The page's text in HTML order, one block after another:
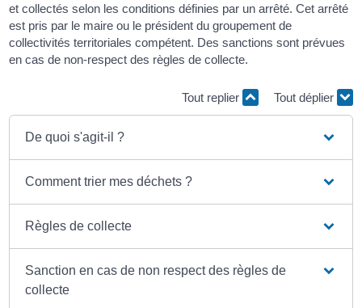
et collectés selon les conditions définies par un arrêté. Cet arrêté
est pris par le maire ou le président du groupement de
collectivités territoriales compétent. Des sanctions sont prévues
en cas de non-respect des règles de collecte.
Tout replier Tout déplier
De quoi s'agit-il ?
Comment trier mes déchets ?
Règles de collecte
Sanction en cas de non respect des règles de
collecte